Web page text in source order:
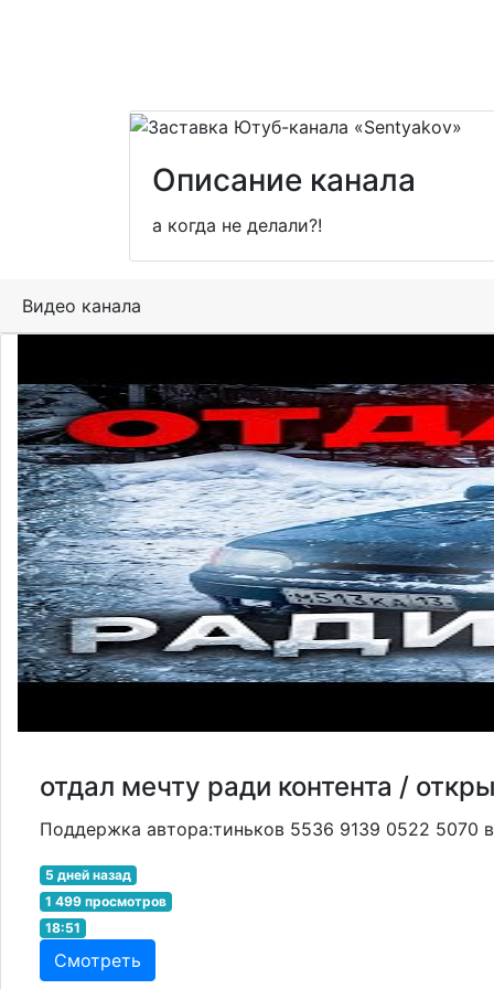
Описание канала
а когда не делали?!
Видео канала
отдал мечту ради контента /
Поддержка автора:тиньков 5536 9139 0522 5070
5 дней назад
1 499 просмотров
18:51
Смотреть